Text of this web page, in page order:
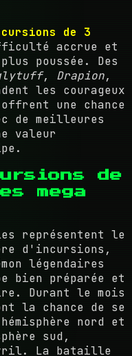
de 3
accrue et
poussée. Des
, Drapion,
les courageux
une chance
de meilleures
valeur
de
mega
représentent le
d'incursions,
légendaires
bien préparée et
Durant le mois
la chance de se
nord et
sud,
La bataille